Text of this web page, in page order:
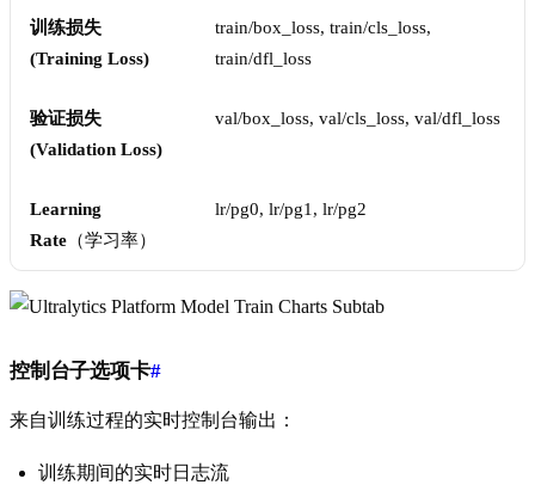
训练损失
(Training Loss)
train/box_loss, train/cls_loss,
train/dfl_loss
验证损失
(Validation Loss)
val/box_loss, val/cls_loss, val/dfl_loss
Learning
Rate （学习率）
lr/pg0, lr/pg1, lr/pg2
控制台子选项卡#
来自训练过程的实时控制台输出：
训练期间的实时日志流